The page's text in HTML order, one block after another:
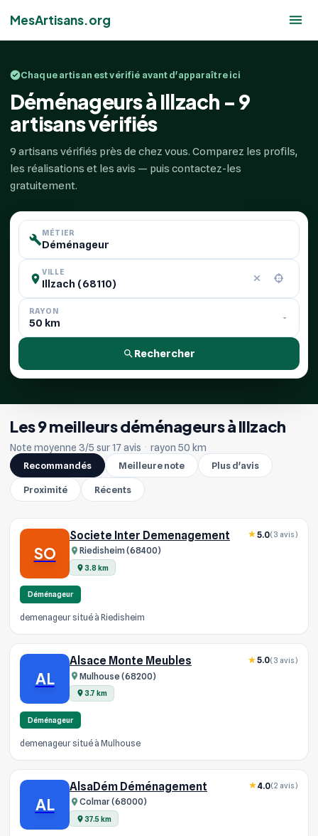
MesArtisans.org
Chaque artisan est vérifié avant d'apparaître ici
Déménageurs à Illzach - 9
artisans vérifiés
9 artisans vérifiés près de chez vous. Comparez les profils,
les réalisations et les avis — puis contactez-les
gratuitement.
MÉTIER
VILLE
RAYON
Rechercher
Les 9 meilleurs déménageurs à Illzach
Note moyenne 3/5 sur 17 avis · rayon 50 km
Recommandés
Meilleure note Plus d'avis
Proximité Récents
SO
Societe Inter Demenagement
Riedisheim (68400)
3.8 km
5.0(3 avis)
Déménageur
demenageur situé à Riedisheim
AL
Alsace Monte Meubles
Mulhouse (68200)
3.7 km
5.0(3 avis)
Déménageur
demenageur situé à Mulhouse
AL
AlsaDém Déménagement
Colmar (68000)
37.5 km
4.0(2 avis)